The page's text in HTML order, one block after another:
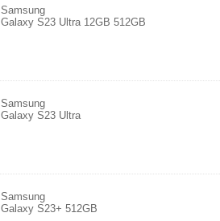
Samsung
Galaxy S23 Ultra 12GB 512GB
Samsung
Galaxy S23 Ultra
Samsung
Galaxy S23+ 512GB